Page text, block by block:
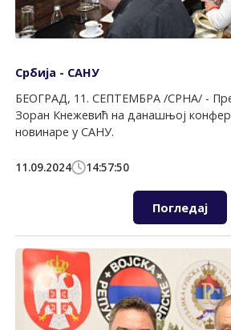
Србија - САНУ
БЕОГРАД, 11. СЕПТЕМБРА /СРНА/ -
Зоран Кнежевић на данашњој
новинаре у САНУ.
11.09.2024 14:57:50
Погледај